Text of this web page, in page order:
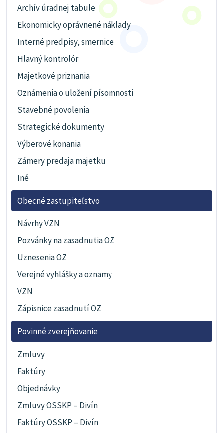
Archív úradnej tabule
Ekonomicky oprávnené náklady
Interné predpisy, smernice
Hlavný kontrolór
Majetkové priznania
Oznámenia o uložení písomnosti
Stavebné povolenia
Strategické dokumenty
Výberové konania
Zámery predaja majetku
Iné
Obecné zastupiteľstvo
Návrhy VZN
Pozvánky na zasadnutia OZ
Uznesenia OZ
Verejné vyhlášky a oznamy
VZN
Zápisnice zasadnutí OZ
Povinné zverejňovanie
Zmluvy
Faktúry
Objednávky
Zmluvy OSSKP – Divín
Faktúry OSSKP – Divín